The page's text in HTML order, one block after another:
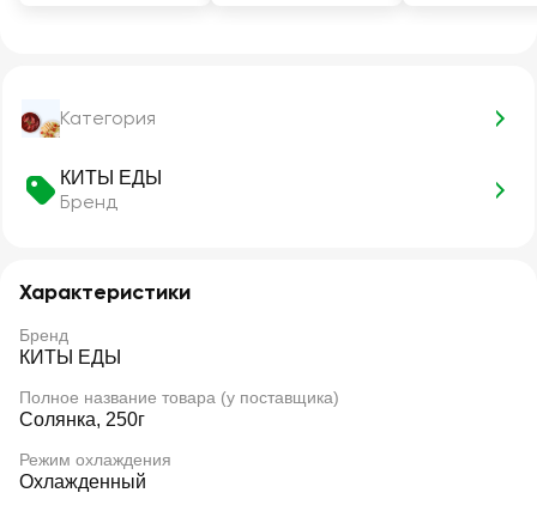
Категория
КИТЫ ЕДЫ
Бренд
Характеристики
Бренд
КИТЫ ЕДЫ
Полное название товара (у поставщика)
Солянка, 250г
Режим охлаждения
Охлажденный